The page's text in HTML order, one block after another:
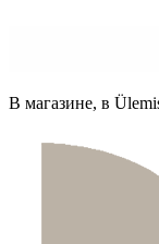
В магазине, в